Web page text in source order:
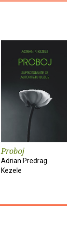
Proboj
Adrian Predrag
Kezele